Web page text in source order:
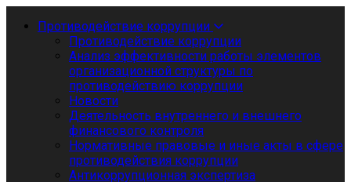
Противодействие коррупции
Противодействие коррупции
Анализ эффективности работы элементов
организационной структуры по
противодействию коррупции
Новости
Деятельность внутреннего и внешнего
финансового контроля
Нормативные правовые и иные акты в сфере
противодействия коррупции
Антикоррупционная экспертиза